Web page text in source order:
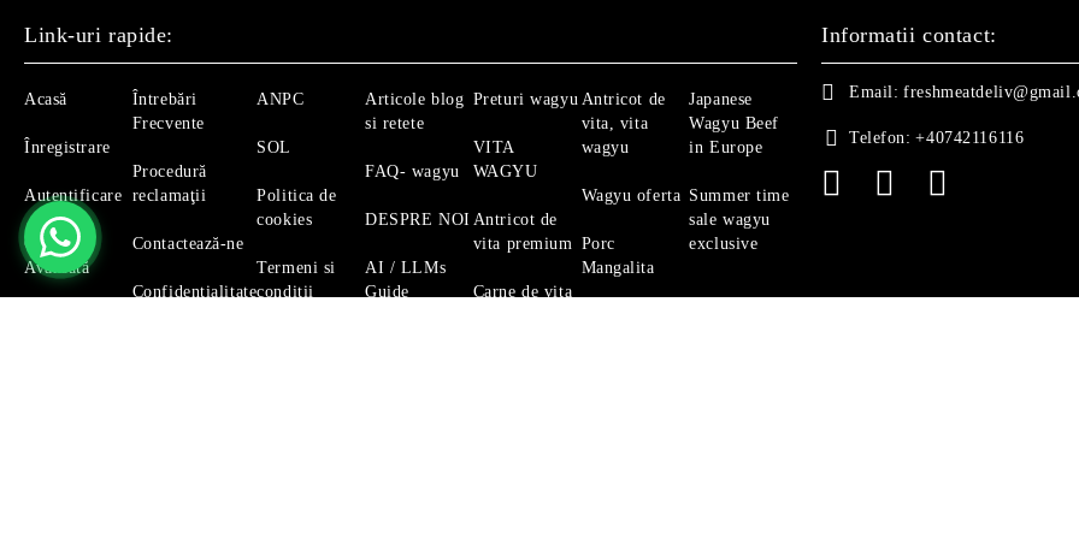
Link-uri rapide:
Acasă
Înregistrare
Autentificare
Căutare
Avansată
Întrebări
Frecvente
Procedură
reclamaţii
Contactează-ne
Confidențialitate
ANPC
SOL
Politica de
cookies
Termeni si
conditii
Articole blog
si retete
FAQ- wagyu
DESPRE NOI
AI / LLMs
Guide
Preturi wagyu
VITA
WAGYU
Antricot de
vita premium
Carne de vita
Antricot de
vita, vita
wagyu
Wagyu oferta
Porc
Mangalita
Japanese
Wagyu Beef
in Europe
Summer time
sale wagyu
exclusive
Informatii contact:
Email:
Telefon: +40742116116